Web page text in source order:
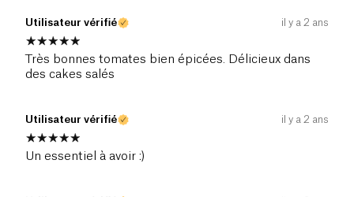
Utilisateur vérifié il y a 2 ans
Très bonnes tomates bien épicées. Délicieux dans
des cakes salés
Utilisateur vérifié il y a 2 ans
Un essentiel à avoir :)